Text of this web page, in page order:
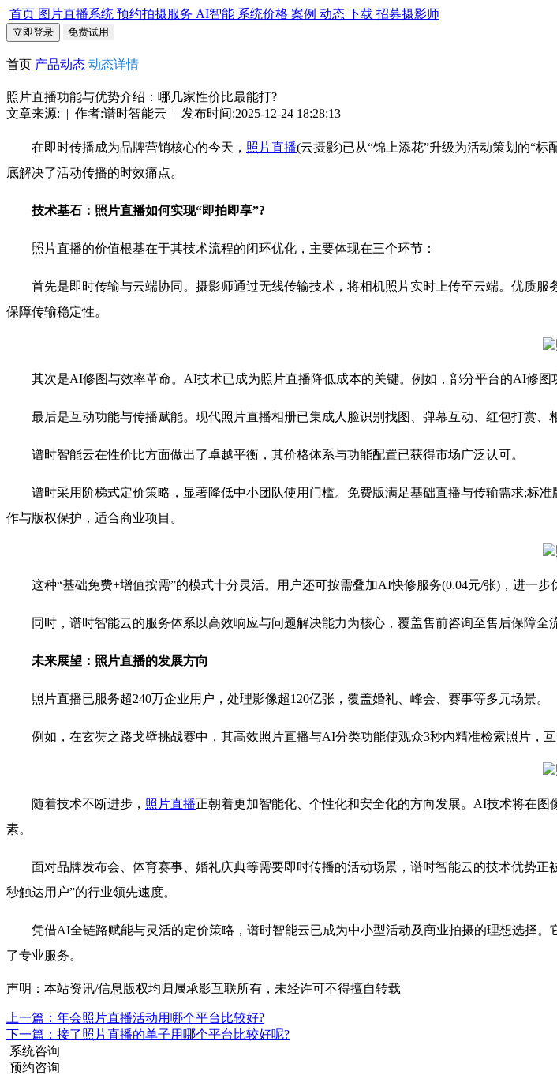
首页 图片直播系统 预约拍摄服务 AI智能 系统价格 案例 动态 下载 招募摄影师
立即登录 免费试用
首页 产品动态 动态详情
照片直播功能与优势介绍：哪几家性价比最能打?
文章来源: | 作者:谱时智能云 | 发布时间:2025-12-24 18:28:13
在即时传播成为品牌营销核心的今天， 照片直播(云摄影)已从“锦上添花”升级为活动策划的“
底解决了活动传播的时效痛点。
技术基石：照片直播如何实现“即拍即享”?
照片直播的价值根基在于其技术流程的闭环优化，主要体现在三个环节：
首先是即时传输与云端协同。摄影师通过无线传输技术，将相机照片实时上传至云端。优质服
保障传输稳定性。
其次是AI修图与效率革命。AI技术已成为照片直播降低成本的关键。例如，部分平台的AI修图
最后是互动功能与传播赋能。现代照片直播相册已集成人脸识别找图、弹幕互动、红包打赏、
谱时智能云在性价比方面做出了卓越平衡，其价格体系与功能配置已获得市场广泛认可。
谱时采用阶梯式定价策略，显著降低中小团队使用门槛。免费版满足基础直播与传输需求;标准
作与版权保护，适合商业项目。
这种“基础免费+增值按需”的模式十分灵活。用户还可按需叠加AI快修服务(0.04元/张)，进一步
同时，谱时智能云的服务体系以高效响应与问题解决能力为核心，覆盖售前咨询至售后保障全
未来展望：照片直播的发展方向
照片直播已服务超240万企业用户，处理影像超120亿张，覆盖婚礼、峰会、赛事等多元场景。
例如，在玄奘之路戈壁挑战赛中，其高效照片直播与AI分类功能使观众3秒内精准检索照片，互
随着技术不断进步， 照片直播正朝着更加智能化、个性化和安全化的方向发展。AI技术将在
素。
面对品牌发布会、体育赛事、婚礼庆典等需要即时传播的活动场景，谱时智能云的技术优势正
秒触达用户”的行业领先速度。
凭借AI全链路赋能与灵活的定价策略，谱时智能云已成为中小型活动及商业拍摄的理想选择。
了专业服务。
声明：本站资讯/信息版权均归属承影互联所有，未经许可不得擅自转载
上一篇：年会照片直播活动用哪个平台比较好?
下一篇：接了照片直播的单子用哪个平台比较好呢?
系统咨询
预约咨询